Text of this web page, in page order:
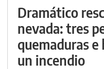
Dramático
nevada: tres
quemaduras
un incendio